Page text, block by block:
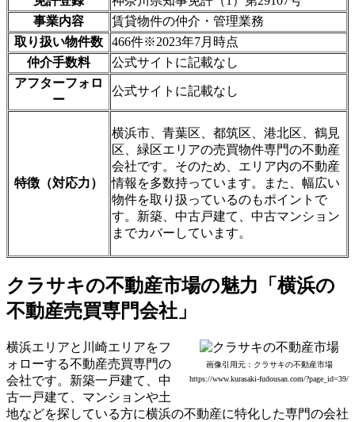
事業内容
賃貸物件の仲介・管理業務
取り扱い物件数
466件※2023年7月時点
仲介手数料
公式サイトに記載なし
アフターフォロ
ー
公式サイトに記載なし
特徴（対応力）
横浜市、青葉区、都筑区、港北区、鶴見
区、緑区エリアの売買物件専門の不動産
会社です。そのため、エリア内の不動産
情報を多数持っています。また、幅広い
物件を取り扱っているのもポイントで
す。新築、中古戸建て、中古マンション
までカバーしています。
クラサキの不動産市場の魅力「横浜の
不動産売買専門会社」
画像引用元：クラサキの不動産市場
https://www.kurasaki-fudousan.com/?page_id=39/
横浜エリアと川崎エリアをフ
ォローする不動産売買専門の
会社です。新築一戸建て、中
古一戸建て、マンションや土
地などを探している方に横浜の不動産に特化した専門の会社